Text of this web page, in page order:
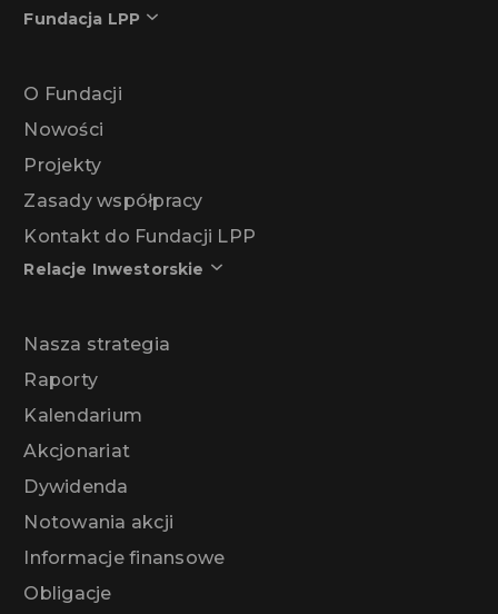
Fundacja LPP
O Fundacji
Nowości
Projekty
Zasady współpracy
Kontakt do Fundacji LPP
Relacje Inwestorskie
Nasza strategia
Raporty
Kalendarium
Akcjonariat
Dywidenda
Notowania akcji
Informacje finansowe
Obligacje